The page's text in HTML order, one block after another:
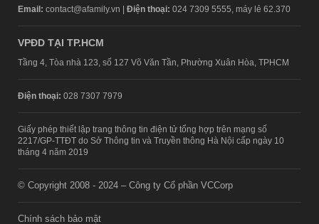
Email: contact@afamily.vn | Điện thoại: 024 7309 5555, máy lẻ 62.370
VPĐD TẠI TP.HCM
Tầng 4, Tòa nhà 123, số 127 Võ Văn Tần, Phường Xuân Hòa, TPHCM
Điện thoại: 028 7307 7979
Giấy phép thiết lập trang thông tin điện tử tổng hợp trên mạng số
2217/GP-TTĐT do Sở Thông tin và Truyền thông Hà Nội cấp ngày 10
tháng 4 năm 2019
© Copyright 2008 - 2024 – Công ty Cổ phần VCCorp
Chính sách bảo mật